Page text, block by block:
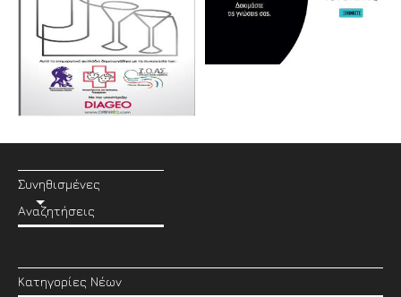
Συνηθισμένες
Αναζητήσεις
Κατηγορίες Νέων